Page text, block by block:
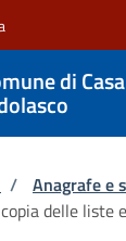
di
pane
/ Anagrafe e
delle liste